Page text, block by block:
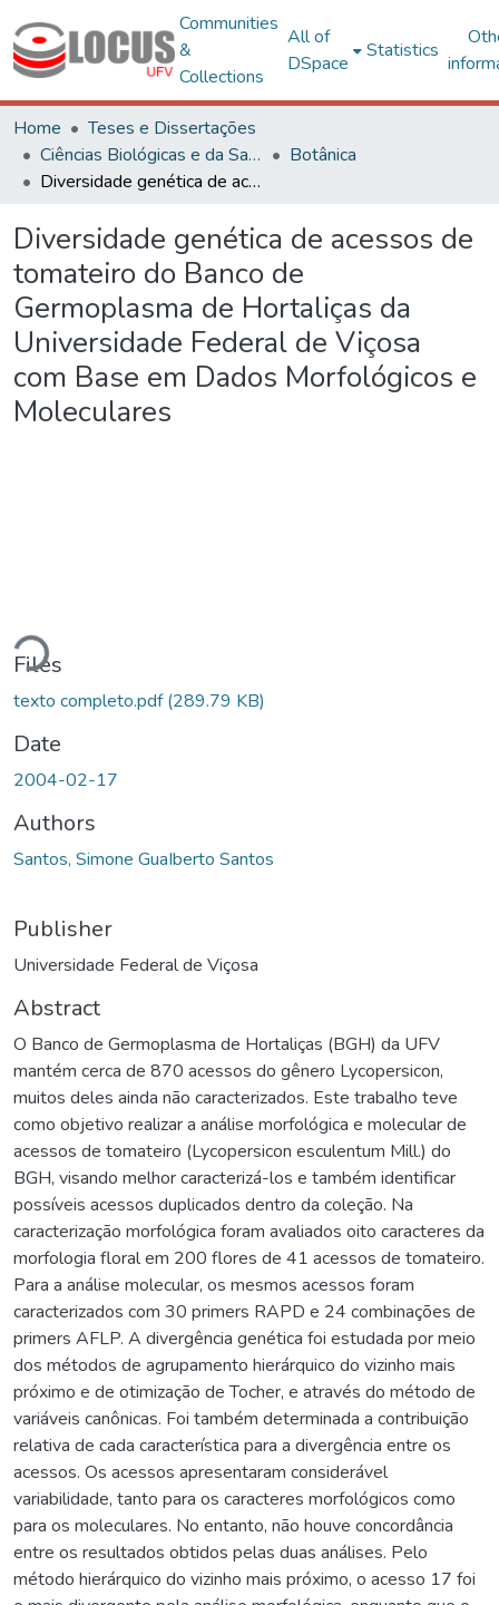
Communities
&
Collections
All of
DSpace
Statistics
Home
Teses e Dissertações
Ciências Biológicas e da Saúde
Botânica
Diversidade genética de acessos de tomateiro do Banco de Germoplasma de Hortaliças da Universidade Federal de Viçosa com Base em Dados Morfológicos e Moleculares
Diversidade genética de acessos de
tomateiro do Banco de
Germoplasma de Hortaliças da
Universidade Federal de Viçosa
com Base em Dados Morfológicos e
Moleculares
Loading...
Files
texto completo.pdf(289.79 KB)
Date
2004-02-17
Authors
Santos, Simone GuaIberto Santos
Publisher
Universidade Federal de Viçosa
Abstract
O Banco de Germoplasma de Hortaliças (BGH) da UFV
mantém cerca de 870 acessos do gênero Lycopersicon,
muitos deles ainda não caracterizados. Este trabalho teve
como objetivo realizar a análise morfológica e molecular de
acessos de tomateiro (Lycopersicon esculentum Mill.) do
BGH, visando melhor caracterizá-los e também identificar
possíveis acessos duplicados dentro da coleção. Na
caracterização morfológica foram avaliados oito caracteres da
morfologia floral em 200 flores de 41 acessos de tomateiro.
Para a análise molecular, os mesmos acessos foram
caracterizados com 30 primers RAPD e 24 combinações de
primers AFLP. A divergência genética foi estudada por meio
dos métodos de agrupamento hierárquico do vizinho mais
próximo e de otimização de Tocher, e através do método de
variáveis canônicas. Foi também determinada a contribuição
relativa de cada característica para a divergência entre os
acessos. Os acessos apresentaram considerável
variabilidade, tanto para os caracteres morfológicos como
para os moleculares. No entanto, não houve concordância
entre os resultados obtidos pelas duas análises. Pelo
método hierárquico do vizinho mais próximo, o acesso 17 foi